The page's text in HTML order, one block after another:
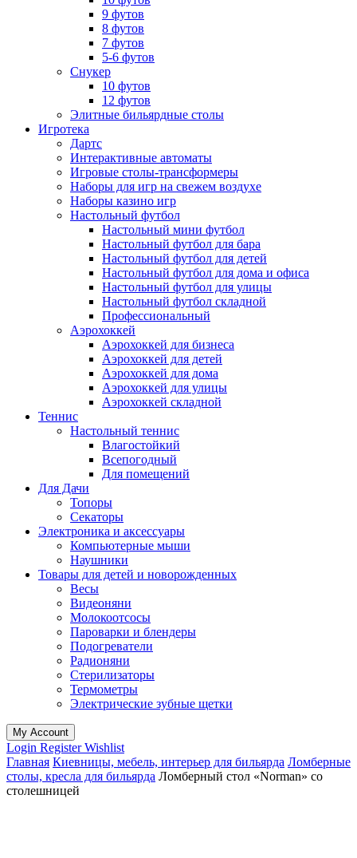
9 футов
8 футов
7 футов
5-6 футов
Снукер
10 футов
12 футов
Элитные бильярдные столы
Игротека
Дартс
Интерактивные автоматы
Игровые столы-трансформеры
Наборы для игр на свежем воздухе
Наборы казино игр
Настольный футбол
Настольный мини футбол
Настольный футбол для бара
Настольный футбол для детей
Настольный футбол для дома и офиса
Настольный футбол для улицы
Настольный футбол складной
Профессиональный
Аэрохоккей
Аэрохоккей для бизнеса
Аэрохоккей для детей
Аэрохоккей для дома
Аэрохоккей для улицы
Аэрохоккей складной
Теннис
Настольный теннис
Влагостойкий
Всепогодный
Для помещений
Для Дачи
Топоры
Секаторы
Электроника и аксессуары
Компьютерные мыши
Наушники
Товары для детей и новорожденных
Весы
Видеоняни
Молокоотсосы
Пароварки и блендеры
Подогреватели
Радионяни
Стерилизаторы
Термометры
Электрические зубные щетки
My Account
Login RegisterWishlist
Главная Киевницы, мебель, интерьер для бильярда Ломберные
столы, кресла для бильярда Ломберный стол «Norman» со
столешницей